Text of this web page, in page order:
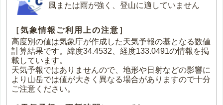
風または雨が強く、登山に適していません
［気象情報ご利用上の注意］
高度別の値は気象庁が作成した天気予報の基となる数値
計算結果です。緯度34.4532、経度133.0491の情報を掲
載しています。
天気予報ではありませんので、地形や日射などの影響に
より山岳では値が大きく異なる場合がありますので十分
ご注意ください。